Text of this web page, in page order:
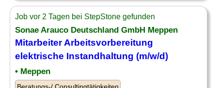
Job vor 2 Tagen bei StepStone gefunden
Sonae Arauco Deutschland GmbH Meppen
Mitarbeiter Arbeitsvorbereitung
elektrische Instandhaltung (m/w/d)
• Meppen